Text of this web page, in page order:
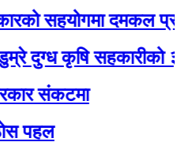
सहयोगमा दमकल प्रदान
कृषि सहकारीको ३२ औं